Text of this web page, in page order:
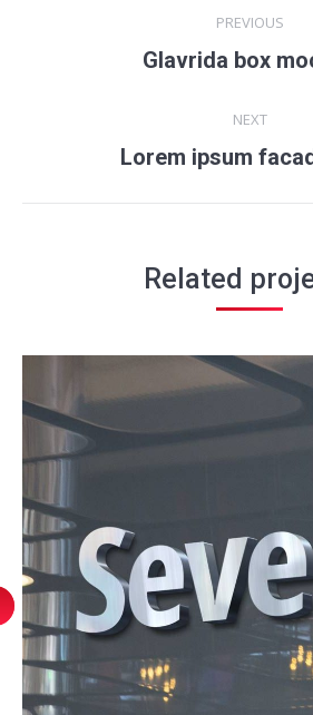
navigation
PREVIOUS
Glavrida box
NEXT
Next
Lorem ipsum
Related